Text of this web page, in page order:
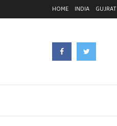
HOME INDIA GUJRAT